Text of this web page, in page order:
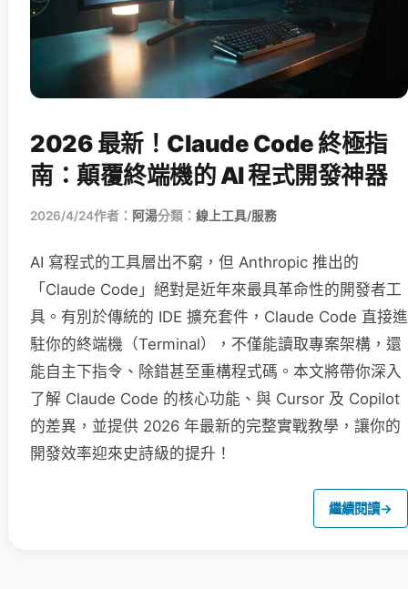
2026 最新！Claude Code 終極指
南：顛覆終端機的 AI 程式開發神器
2026/4/24作者： 阿湯分類： 線上工具/服務
AI 寫程式的工具層出不窮，但 Anthropic 推出的
「Claude Code」絕對是近年來最具革命性的開發者工
具。有別於傳統的 IDE 擴充套件，Claude Code 直接進
駐你的終端機（Terminal），不僅能讀取專案架構，還
能自主下指令、除錯甚至重構程式碼。本文將帶你深入
了解 Claude Code 的核心功能、與 Cursor 及 Copilot
的差異，並提供 2026 年最新的完整實戰教學，讓你的
開發效率迎來史詩級的提升！
繼續閱讀→